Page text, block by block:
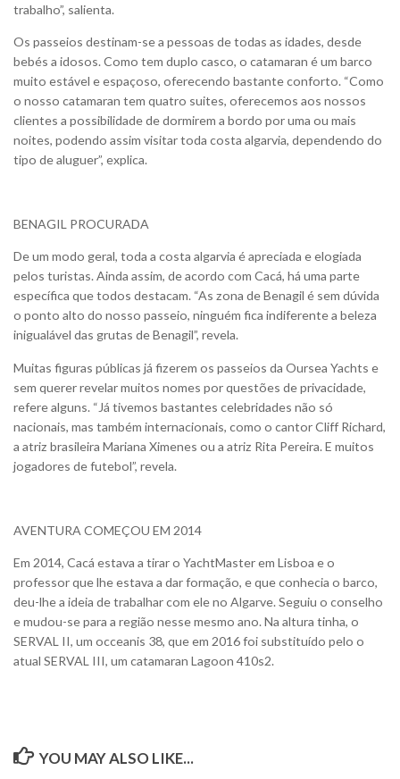
trabalho”, salienta.
Os passeios destinam-se a pessoas de todas as idades, desde
bebés a idosos. Como tem duplo casco, o catamaran é um barco
muito estável e espaçoso, oferecendo bastante conforto. “Como
o nosso catamaran tem quatro suites, oferecemos aos nossos
clientes a possibilidade de dormirem a bordo por uma ou mais
noites, podendo assim visitar toda costa algarvia, dependendo do
tipo de aluguer”, explica.
BENAGIL PROCURADA
De um modo geral, toda a costa algarvia é apreciada e elogiada
pelos turistas. Ainda assim, de acordo com Cacá, há uma parte
específica que todos destacam. “As zona de Benagil é sem dúvida
o ponto alto do nosso passeio, ninguém fica indiferente a beleza
inigualável das grutas de Benagil”, revela.
Muitas figuras públicas já fizerem os passeios da Oursea Yachts e
sem querer revelar muitos nomes por questões de privacidade,
refere alguns. “Já tivemos bastantes celebridades não só
nacionais, mas também internacionais, como o cantor Cliff Richard,
a atriz brasileira Mariana Ximenes ou a atriz Rita Pereira. E muitos
jogadores de futebol”, revela.
AVENTURA COMEÇOU EM 2014
Em 2014, Cacá estava a tirar o YachtMaster em Lisboa e o
professor que lhe estava a dar formação, e que conhecia o barco,
deu-lhe a ideia de trabalhar com ele no Algarve. Seguiu o conselho
e mudou-se para a região nesse mesmo ano. Na altura tinha, o
SERVAL II, um occeanis 38, que em 2016 foi substituído pelo o
atual SERVAL III, um catamaran Lagoon 410s2.
YOU MAY ALSO LIKE...